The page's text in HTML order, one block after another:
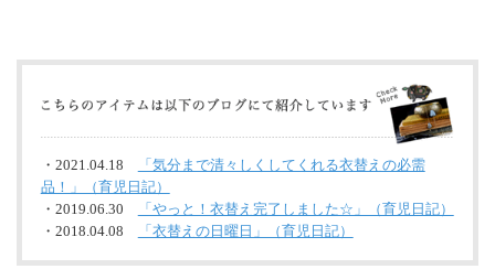
・2021.04.18
「気分まで清々しくしてくれる衣替えの必需
品！」（育児日記）
・2019.06.30
「やっと！衣替え完了しました☆」（育児日記）
・2018.04.08
「衣替えの日曜日」（育児日記）